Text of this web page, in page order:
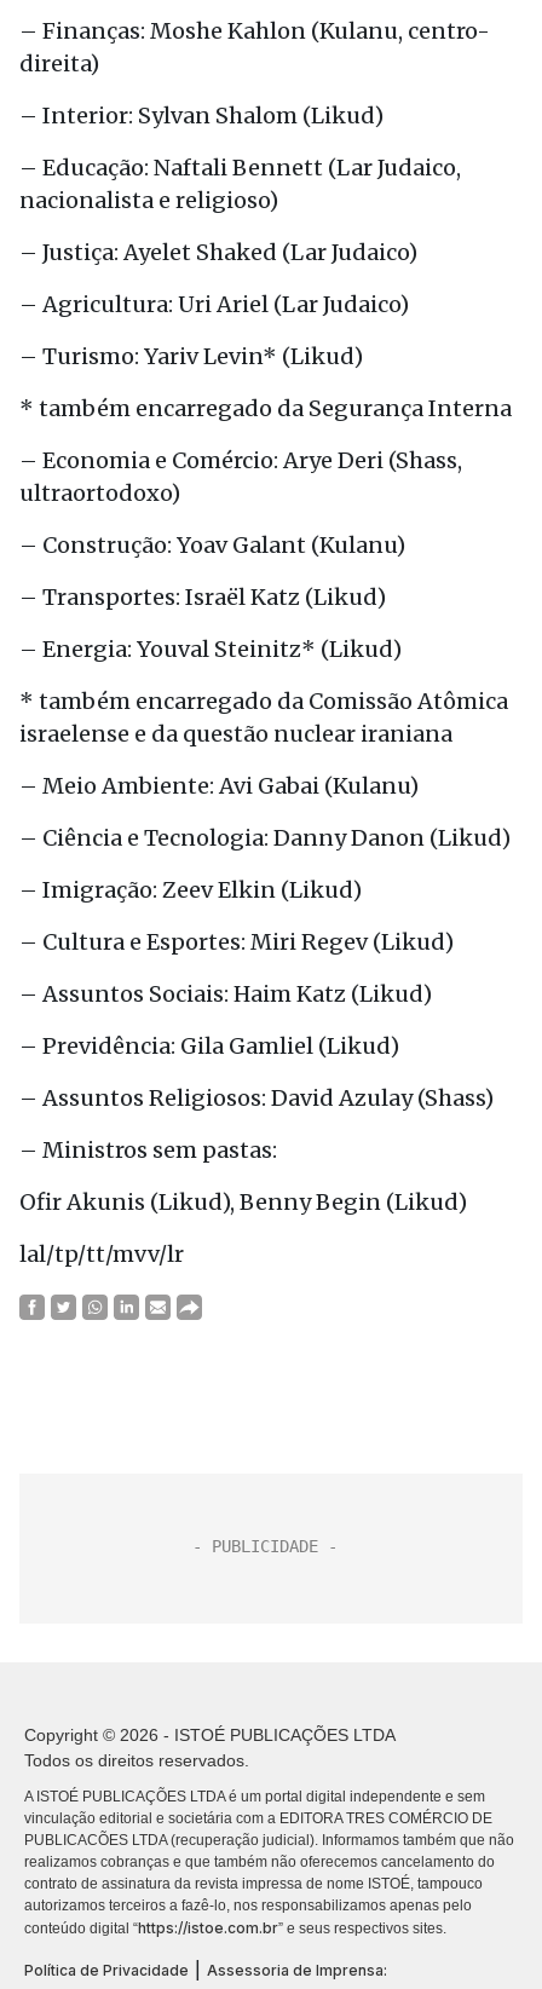
– Finanças: Moshe Kahlon (Kulanu, centro-
direita)
– Interior: Sylvan Shalom (Likud)
– Educação: Naftali Bennett (Lar Judaico,
nacionalista e religioso)
– Justiça: Ayelet Shaked (Lar Judaico)
– Agricultura: Uri Ariel (Lar Judaico)
– Turismo: Yariv Levin* (Likud)
* também encarregado da Segurança Interna
– Economia e Comércio: Arye Deri (Shass,
ultraortodoxo)
– Construção: Yoav Galant (Kulanu)
– Transportes: Israël Katz (Likud)
– Energia: Youval Steinitz* (Likud)
* também encarregado da Comissão Atômica
israelense e da questão nuclear iraniana
– Meio Ambiente: Avi Gabai (Kulanu)
– Ciência e Tecnologia: Danny Danon (Likud)
– Imigração: Zeev Elkin (Likud)
– Cultura e Esportes: Miri Regev (Likud)
– Assuntos Sociais: Haim Katz (Likud)
– Previdência: Gila Gamliel (Likud)
– Assuntos Religiosos: David Azulay (Shass)
– Ministros sem pastas:
Ofir Akunis (Likud), Benny Begin (Likud)
lal/tp/tt/mvv/lr
Copyright © 2026 - ISTOÉ PUBLICAÇÕES LTDA
Todos os direitos reservados.
A ISTOÉ PUBLICAÇÕES LTDA é um portal digital independente e sem
vinculação editorial e societária com a EDITORA TRES COMÉRCIO DE
PUBLICACÕES LTDA (recuperação judicial). Informamos também que não
realizamos cobranças e que também não oferecemos cancelamento do
contrato de assinatura da revista impressa de nome ISTOÉ, tampouco
autorizamos terceiros a fazê-lo, nos responsabilizamos apenas pelo
conteúdo digital “https://istoe.com.br” e seus respectivos sites.
Política de Privacidade Assessoria de Imprensa: